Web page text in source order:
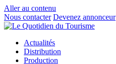
Aller au contenu
Nous contacter Devenez annonceur
Actualités
Distribution
Production